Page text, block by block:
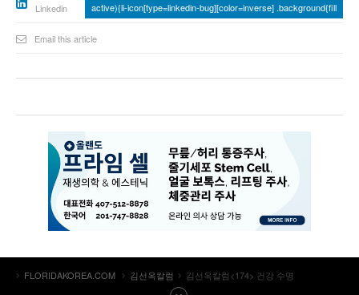
Linkedin active){li-icon[type=linkedin-bug][color=inverse] .background{fill
Email this article
FLORIDAKOREA.COM 김선옥칼럼 김선옥칼럼<174> 건강 수명